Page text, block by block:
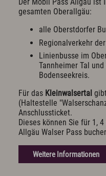
Der Mobil Pass Allgäu ist
gesamten Oberallgäu:
alle Oberstdorfer
Regionalverkehr
Linienbusse im
Tannheimer Tal
Bodenseekreis.
Für das Kleinwalsertal
(Haltestelle
Anschlussticket.
Dieses können Sie für 1,
Allgäu Walser Pass
Weitere Informationen